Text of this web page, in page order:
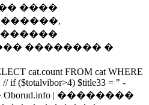
����
�������� �
cat.count FROM cat WHERE
if ($totalvibor>4) $title33 = " -
| ��������